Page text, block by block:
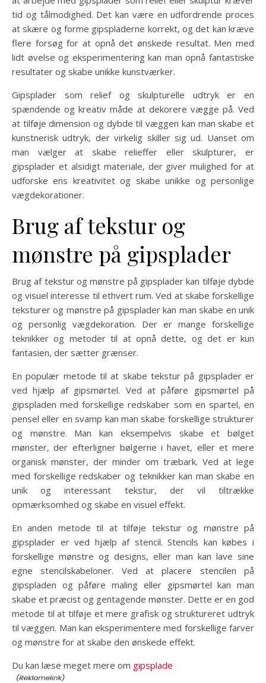
tid og tålmodighed. Det kan være en udfordrende proces
at skære og forme gipspladerne korrekt, og det kan kræve
flere forsøg for at opnå det ønskede resultat. Men med
lidt øvelse og eksperimentering kan man opnå fantastiske
resultater og skabe unikke kunstværker.
Gipsplader som relief og skulpturelle udtryk er en
spændende og kreativ måde at dekorere vægge på. Ved
at tilføje dimension og dybde til væggen kan man skabe et
kunstnerisk udtryk, der virkelig skiller sig ud. Uanset om
man vælger at skabe relieffer eller skulpturer, er
gipsplader et alsidigt materiale, der giver mulighed for at
udforske ens kreativitet og skabe unikke og personlige
vægdekorationer.
Brug af tekstur og
mønstre på gipsplader
Brug af tekstur og mønstre på gipsplader kan tilføje dybde
og visuel interesse til ethvert rum. Ved at skabe forskellige
teksturer og mønstre på gipsplader kan man skabe en unik
og personlig vægdekoration. Der er mange forskellige
teknikker og metoder til at opnå dette, og det er kun
fantasien, der sætter grænser.
En populær metode til at skabe tekstur på gipsplader er
ved hjælp af gipsmørtel. Ved at påføre gipsmørtel på
gipspladen med forskellige redskaber som en spartel, en
pensel eller en svamp kan man skabe forskellige strukturer
og mønstre. Man kan eksempelvis skabe et bølget
mønster, der efterligner bølgerne i havet, eller et mere
organisk mønster, der minder om træbark. Ved at lege
med forskellige redskaber og teknikker kan man skabe en
unik og interessant tekstur, der vil tiltrække
opmærksomhed og skabe en visuel effekt.
En anden metode til at tilføje tekstur og mønstre på
gipsplader er ved hjælp af stencil. Stencils kan købes i
forskellige mønstre og designs, eller man kan lave sine
egne stencilskabeloner. Ved at placere stencilen på
gipspladen og påføre maling eller gipsmørtel kan man
skabe et præcist og gentagende mønster. Dette er en god
metode til at tilføje et mere grafisk og struktureret udtryk
til væggen. Man kan eksperimentere med forskellige farver
og mønstre for at skabe den ønskede effekt.
Du kan læse meget mere om gipsplade